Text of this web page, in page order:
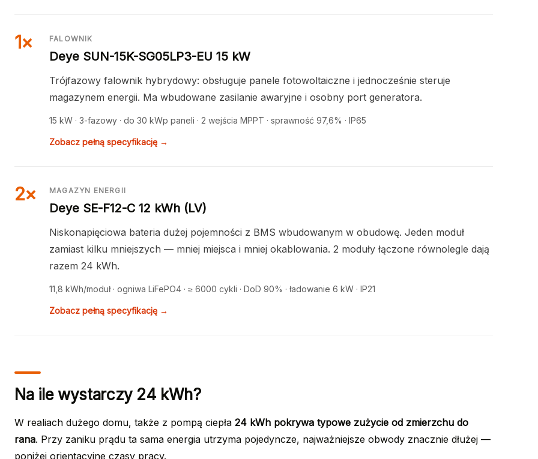
1× FALOWNIK
Deye SUN-15K-SG05LP3-EU 15 kW
Trójfazowy falownik hybrydowy: obsługuje panele fotowoltaiczne i jednocześnie steruje
magazynem energii. Ma wbudowane zasilanie awaryjne i osobny port generatora.
15 kW · 3-fazowy · do 30 kWp paneli · 2 wejścia MPPT · sprawność 97,6% · IP65
Zobacz pełną specyfikację →
2× MAGAZYN ENERGII
Deye SE-F12-C 12 kWh (LV)
Niskonapięciowa bateria dużej pojemności z BMS wbudowanym w obudowę. Jeden moduł
zamiast kilku mniejszych — mniej miejsca i mniej okablowania. 2 moduły łączone równolegle dają
razem 24 kWh.
11,8 kWh/moduł · ogniwa LiFePO4 · ≥ 6000 cykli · DoD 90% · ładowanie 6 kW · IP21
Zobacz pełną specyfikację →
Na ile wystarczy 24 kWh?
W realiach dużego domu, także z pompą ciepła 24 kWh pokrywa typowe zużycie od zmierzchu do
rana. Przy zaniku prądu ta sama energia utrzyma pojedyncze, najważniejsze obwody znacznie dłużej —
poniżej orientacyjne czasy pracy.